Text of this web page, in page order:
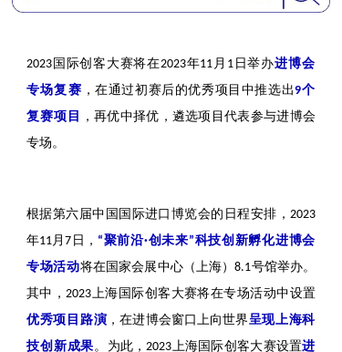
2023 国际创客大赛将在2023年11 月 1 日举办进博会
专场复赛 ，在通过初赛后的优秀项目中推选出9个
复赛项目
，再优中择优，遴选项目代表参与进博会
专场。
根据第六届中国国际进口博览会的日程安排， 2023
年11 月7 日， “聚前沿·创未来”科技创新孵化进博会
专场活动将在国家会展中心（上海）8.1号馆举办。
其中， 2023 上海国际创客大赛将在专场活动中设置
优秀项目路演 ，在进博会窗口上向世界呈现上海科
技创新成果 。为此， 2023 上海国际创客大赛设置进